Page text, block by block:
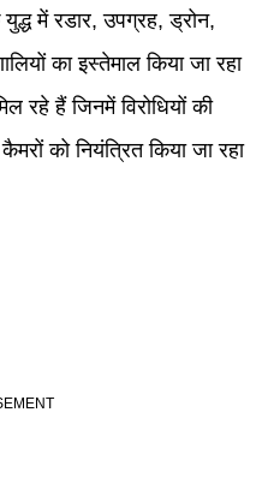
में रडार, उपग्रह, ड्रोन,
का इस्तेमाल किया जा रहा
रहे हैं जिनमें विरोधियों की
को नियंत्रित किया जा रहा